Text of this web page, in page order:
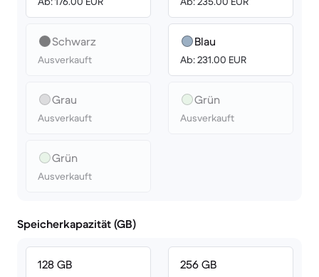
Schwarz
Ausverkauft
Grau
Ausverkauft
Grün
Ausverkauft
Blau
Ab: 231.00 EUR
Grün
Ausverkauft
Speicherkapazität (GB)
128 GB 256 GB